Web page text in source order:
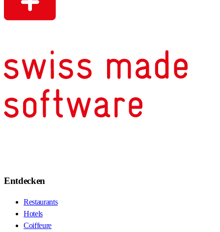
Entdecken
Restaurants
Hotels
Coiffeure